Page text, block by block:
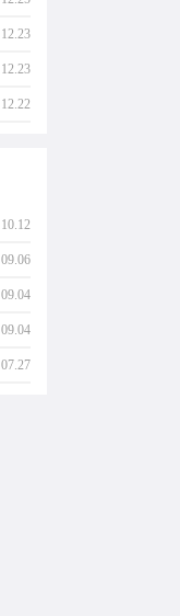
12.23
12.23
12.22
10.12
09.06
09.04
09.04
07.27